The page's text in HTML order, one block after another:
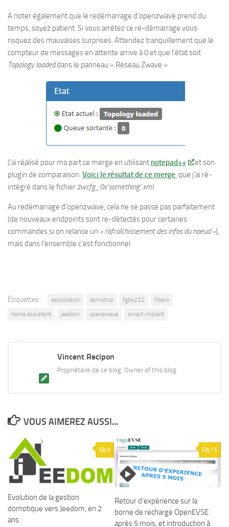
A noter également que le redémarrage d’openzwave prend du
temps, soyez patient. Si vous arrêtez ce re-démarrage vous
risquez des mauvaises surprises. Attendez tranquillement que le
compteur de messages en attente arrive à 0 et que l’état soit
Topology loadeddans le panneau « Réseau Zwave »
J’ai réalisé pour ma part ce merge en utilisant notepad++
et son
plugin de comparaison. Voici le résultat de ce merge que j’ai ré-
intégré dans le fichierzwcfg_0x’something’.xml.
Au redémarrage d’openzwave, cela ne se passe pas parfaitement
(de nouveaux endpoints sont re-détectés pour certaines
commandes si on relance un « rafraîchissement des infos du noeud »),
mais dans l’ensemble c’est fonctionnel.
Étiquettes : association domoticz fgbs222
fibaro
home assistant
jeedom openzwave smart implant
Vincent Recipon
Propriétaire de ce blog. Owner of this blog.
VOUS AIMEREZ AUSSI...
9
Evolution de la gestion
domotique vers Jeedom, en 2
ans
15
Retour d’expérience sur la
borne de recharge OpenEVSE
après 5 mois, et introduction à